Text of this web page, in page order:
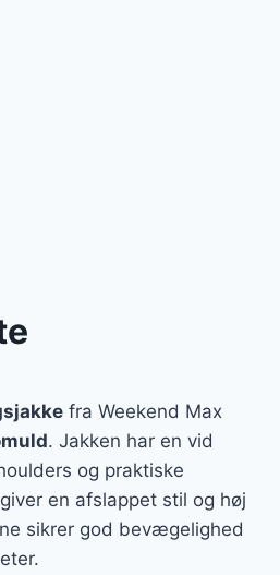
fra Weekend Max
. Jakken har en vid
og praktiske
en afslappet stil og høj
sikrer god bevægelighed